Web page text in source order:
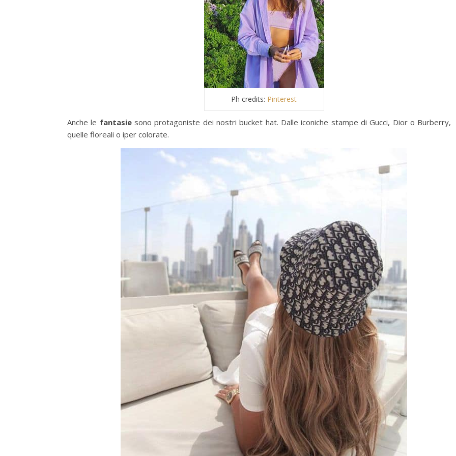
Ph credits: Pinterest
Anche le fantasiesono protagoniste dei nostri bucket hat. Dalle iconiche stampe di Gucci, Dior o Burberry,
quelle floreali o iper colorate.